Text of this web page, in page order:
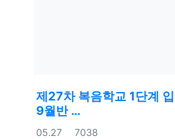
제27차 복음학교 1단계
9월반 …
등록일
05.27 조회
7038